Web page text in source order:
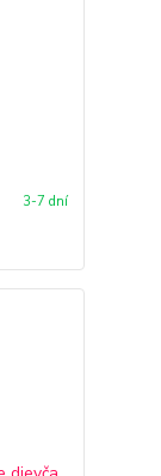
3-7 dní